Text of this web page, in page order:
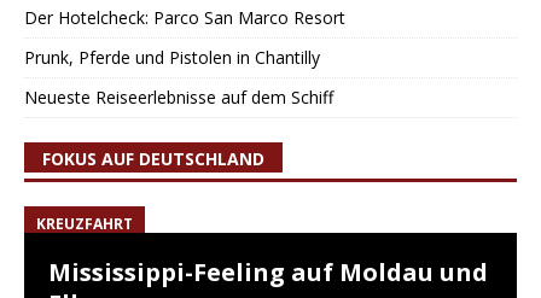
Der Hotelcheck: Parco San Marco Resort
Prunk, Pferde und Pistolen in Chantilly
Neueste Reiseerlebnisse auf dem Schiff
FOKUS AUF DEUTSCHLAND
KREUZFAHRT
Mississippi-Feeling auf Moldau und